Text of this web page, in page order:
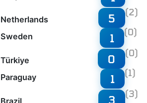
Netherlands
Sweden
5 (2)
1 (0)
Türkiye
Paraguay
0 (0)
1 (1)
3 (3)